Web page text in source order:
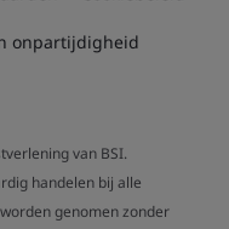
onpartijdigheid
van BSI.
handelen bij alle
genomen zonder